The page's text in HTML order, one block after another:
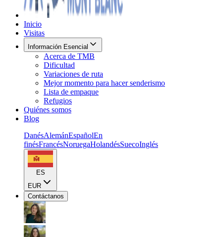
Inicio
Visitas
Información Esencial
Acerca de TMB
Dificultad
Variaciones de ruta
Mejor momento para hacer senderismo
Lista de empaque
Refugios
Quiénes somos
Blog
DanésAlemánEspañolEn
finésFrancésNoruegaHolandésSuecoInglés
ES
EUR
Contáctanos